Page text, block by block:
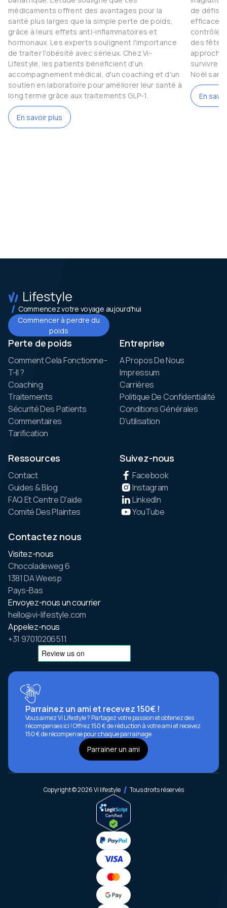
médicaments offrent des avantages pour la
santé plus larges que la simple perte de poids,
grâce à leurs effets anti-inflammatoires et
hormonaux. Les experts soulignent l'importance
de traiter l'obésité avec sérieux. Chez Vi-
Lifestyle, les patients bénéficient d'un
accompagnement médical, d'un coaching et d'un
soutien en laboratoire pour améliorer leur santé à
long terme grâce aux traitements GLP-1.
En savoir plus
de défis.
efficaces
contrôler
des fêtes
approche
survivre
Noël
En
Commencez votre voyage aujourd'hui
Commencer à perdre du
poids
Perte de poids
Comment Cela Fonctionne-
T-Il ?
Coaching
Traitements
Sécurité Des Patients
Commentaires
Tarification
Entreprise
A Propos De Nous
Impressum
Carrières
Politique De Confidentialité
Conditions Générales
D'utilisation
Ressources
Contact
Guides & Blog
FAQ Et Centre D'aide
Comité Des Plaintes
Suivez-nous
Facebook
Instagram
LinkedIn
YouTube
Contactez nous
Visitez-nous
Chocoladeweg 6
1381 DA Weesp
Pays-Bas
Envoyez-nous un courrier
hello@vi-lifestyle.com
Appelez-nous
+31 97010206511
Parrainez un ami et recevez 150€ !
Vous aimez Vi Lifestyle ? Partagez votre passion et obtenez des
récompenses ici ! Offrez 150 € de réduction à votre ami et recevez
150 € de récompense pour chaque parrainage.
Parrainer un ami
Copyright © 2026 Vi lifestyle Tous droits réservés